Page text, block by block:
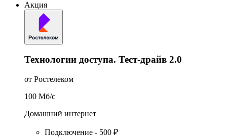
Акция
Технологии доступа. Тест-драйв 2.0
от Ростелеком
100 Мб/c
Домашний интернет
Подключение - 500 ₽